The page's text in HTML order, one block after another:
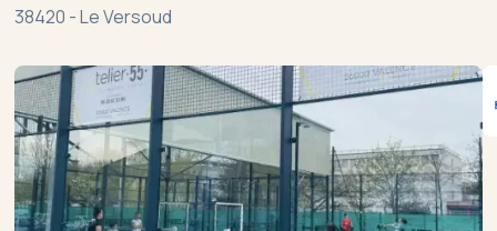
38420 -Le Versoud